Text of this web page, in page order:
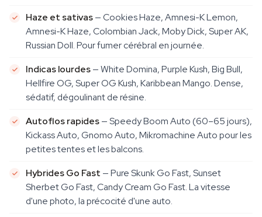
Haze et sativas— Cookies Haze, Amnesi-K Lemon,
Amnesi-K Haze, Colombian Jack, Moby Dick, Super AK,
Russian Doll. Pour fumer cérébral en journée.
Indicas lourdes— White Domina, Purple Kush, Big Bull,
Hellfire OG, Super OG Kush, Karibbean Mango. Dense,
sédatif, dégoulinant de résine.
Autoflos rapides— Speedy Boom Auto (60–65 jours),
Kickass Auto, Gnomo Auto, Mikromachine Auto pour les
petites tentes et les balcons.
Hybrides Go Fast — Pure Skunk Go Fast, Sunset
Sherbet Go Fast, Candy Cream Go Fast. La vitesse
d'une photo, la précocité d'une auto.